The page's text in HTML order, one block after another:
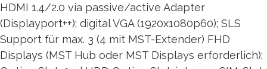
HDMI 1.4/2.0 via passive/active Adapter
(Displayport++); digital VGA (1920x1080p60); SLS
Support für max. 3 (4 mit MST-Extender) FHD
Displays (MST Hub oder MST Displays erforderlich);